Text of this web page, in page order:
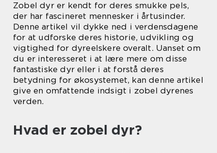
Zobel dyr er kendt for deres smukke pels,
der har fascineret mennesker i årtusinder.
Denne artikel vil dykke ned i verdensdagene
for at udforske deres historie, udvikling og
vigtighed for dyreelskere overalt. Uanset om
du er interesseret i at lære mere om disse
fantastiske dyr eller i at forstå deres
betydning for økosystemet, kan denne artikel
give en omfattende indsigt i zobel dyrenes
verden.
Hvad er zobel dyr?